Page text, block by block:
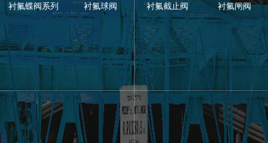
衬氟蝶阀系列 衬氟球阀 衬氟截止阀 衬氟闸阀